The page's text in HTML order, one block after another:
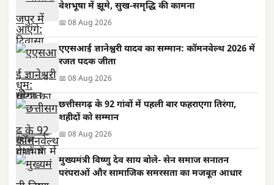
वेशभूषा में झूमे, सुख-समृद्धि की कामना
📅 08 Aug 2026
एएसआई ज्ञानेश्वरी यादव का सम्मान: कॉमनवेल्थ 2026 में
रजत पदक जीता
📅 08 Aug 2026
छत्तीसगढ़ के 92 गांवों में पहली बार फहराएगा तिरंगा,
शहीदों को सम्मान
📅 08 Aug 2026
मुख्यमंत्री विष्णु देव साय बोले- सेन समाज सनातन
परंपराओं और सामाजिक समरसता का मजबूत आधार